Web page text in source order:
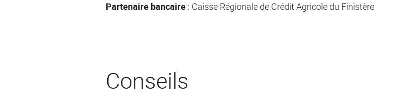
Partenaire bancaire : Caisse Régionale de Crédit Agricole du Finistère
Conseils